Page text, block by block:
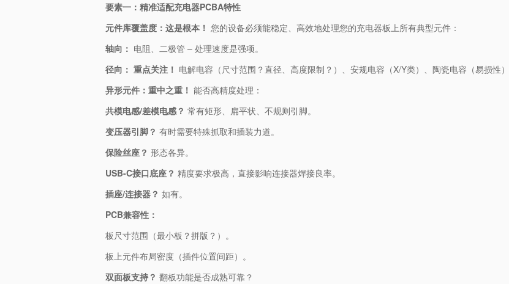
​要素一：精准适配充电器PCBA特性​
​元件库覆盖度：这是根本！​ ​ 您的设备必须能稳定、高效地处理您的充电器板上所有典型元件：
​轴向：​ ​ 电阻、二极管 – 处理速度是强项。
​径向：​ ​重点关注！​
电解电容（尺寸范围？直径、高度限制？）、安规电容（X/Y类）、陶瓷电容（易损性
​异形元件：重中之重！​ ​ 能否高精度处理：
​共模电感/差模电感？​ ​ 常有矩形、扁平状、不规则引脚。
​变压器引脚？​ ​ 有时需要特殊抓取和插装力道。
​保险丝座？​ ​ 形态各异。
​USB-C接口底座？​ ​ 精度要求极高，直接影响连接器焊接良率。
​插座/连接器？​ ​ 如有。
​PCB兼容性：​
板尺寸范围（最小板？拼版？）。
板上元件布局密度（插件位置间距）。
​双面板支持？​ ​ 翻板功能是否成熟可靠？